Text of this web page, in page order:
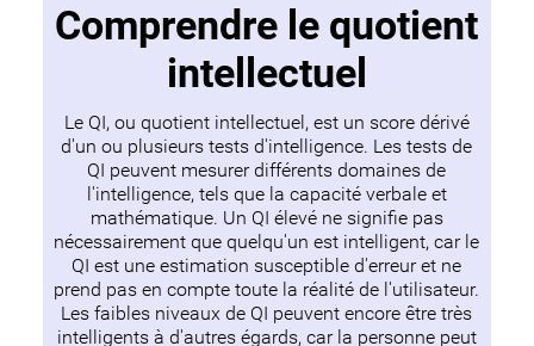
Comprendre le quotient
intellectuel
Le QI, ou quotient intellectuel, est un score dérivé
d'un ou plusieurs tests d'intelligence. Les tests de
QI peuvent mesurer différents domaines de
l'intelligence, tels que la capacité verbale et
mathématique. Un QI élevé ne signifie pas
nécessairement que quelqu'un est intelligent, car le
QI est une estimation susceptible d'erreur et ne
prend pas en compte toute la réalité de l'utilisateur.
Les faibles niveaux de QI peuvent encore être très
intelligents à d'autres égards, car la personne peut